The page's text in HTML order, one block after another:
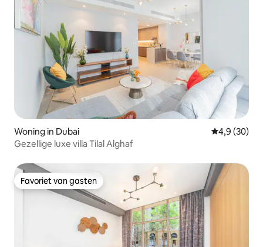
Woning in Dubai Gemiddelde
4,9 (30)
Gezellige luxe villa Tilal Alghaf
Favoriet van gasten
Favoriet van gasten